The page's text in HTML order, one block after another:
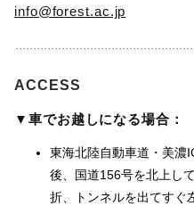
info@forest.ac.jp
ACCESS
▼車でお越しになる場合：
東海北陸自動車道・美濃
後、国道156号を北上し
折、トンネルを出てすぐ